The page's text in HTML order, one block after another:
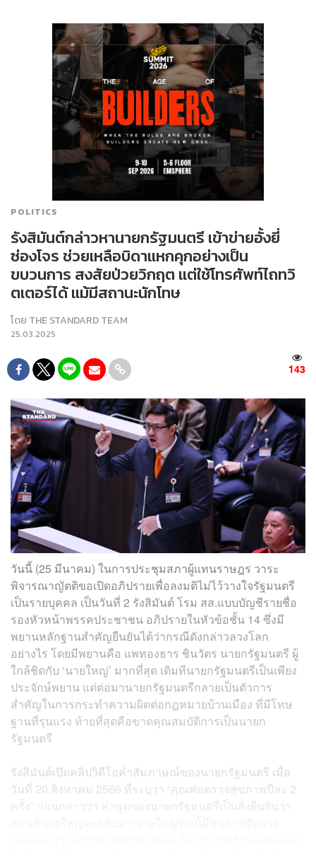
POLITICS
รังสิมันต์กล่าวหานายกรัฐมนตรี เข้าข่ายอั้งยี่
ซ่องโจร ช่วยเหลือบิดาแหกคุกอย่างเป็น
ขบวนการ สงสัยป่วยวิกฤต แต่ใช้โทรศัพท์ไถทวิ
ตเตอร์ได้ แม้มีสถานะนักโทษ
โดย THE STANDARD TEAM
25.03.2025
143
วันนี้ (25 มีนาคม) ในการประชุมสภาผู้แทนราษฎร วาระ
พิจารณาญัตติขอเปิดอภิปรายเพื่อลงมติไม่ไว้วางใจรัฐมนตรี
เป็นรายบุคคล เป็นวันที่ 2 รังสิมันต์ โรม สส.แบบบัญชีรายชื่อ
รองหัวหน้าพรรคประชาชน อภิปรายในหัวข้อชั้น 14 ซึ่งมี
พยานหลักฐานสำคัญยืนยันได้ว่ากรณีดังกล่าวลวงโลก
อย่างไร โดยมีพยานคือ แพทองธาร ชินวัตร นายกรัฐมนตรี ผู้
ใกล้ชิดกับ ‘นายใหญ่’ มากที่สุด เดิมทีนายกรัฐมนตรีเป็นเพียง
ประจักษ์พยาน แต่ต่อมานายกรัฐมนตรีกลายเป็นตัวการ
สำคัญในการกระทำความผิดต่อกฎหมายบ้านเมือง ที่มีโทษ
ฐานที่รุนแรง ท้ายที่สุดคือขาดคุณสมบัติการเป็นนายก
รัฐมนตรี
รังสิมันต์เปิดคลิปวิดีโอคำสัมภาษณ์ของนายกรัฐมนตรี เมื่อ
วันที่ 20 สิงหาคม 2566 ที่ระบุว่า “คุณพ่อตรวจสุขภาพปีละ 2
ครั้ง” ก่อนกล่าวว่า คำพูดของนายกรัฐมนตรีเป็นสิ่งยืนยันว่า